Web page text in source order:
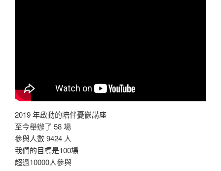
2019 年啟動的陪伴憂鬱講座
至今舉辦了 58 場
參與人數 9424 人
我們的目標是100場
超過10000人參與